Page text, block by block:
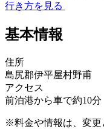
行き方を見る
基本情報
住所
島尻郡伊平屋村野甫
アクセス
前泊港から車で約10分
※料金や情報は、変更